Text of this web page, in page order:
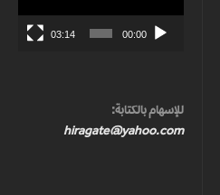
00:00
03:14
للإسهام بالكتابة:
hiragate@yahoo.com